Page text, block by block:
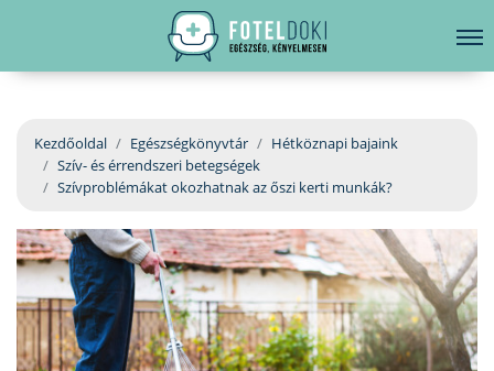
EGÉSZSÉGKÖNYVTÁR
BETEGSÉGKALAUZ
ÜGYELETKERESŐ
ORVOS VÁLASZOL
ORVOSKERESŐ
hirdetés
Kezdőoldal Egészségkönyvtár
Hétköznapi bajaink
Szív- és érrendszeri betegségek
Szívproblémákat okozhatnak az őszi kerti munkák?